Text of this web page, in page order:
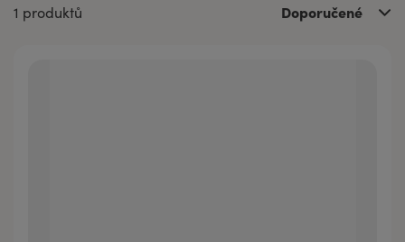
1 produktů Doporučené